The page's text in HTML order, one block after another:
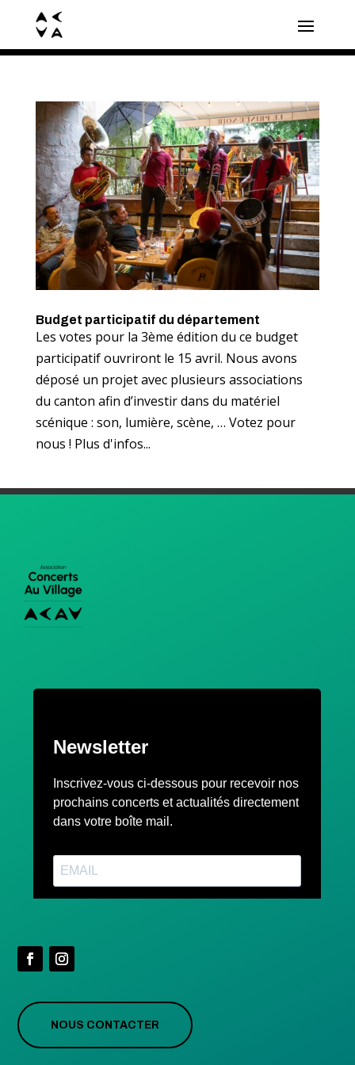
Budget participatif du département
Les votes pour la 3ème édition du ce budget
participatif ouvriront le 15 avril. Nous avons
déposé un projet avec plusieurs associations
du canton afin d’investir dans du matériel
scénique : son, lumière, scène, … Votez pour
nous ! Plus d'infos...
NOUS CONTACTER